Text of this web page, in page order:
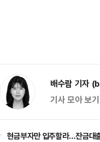
배수람 기자
기사 모아 보
현금부자만 입주할라…잔금대